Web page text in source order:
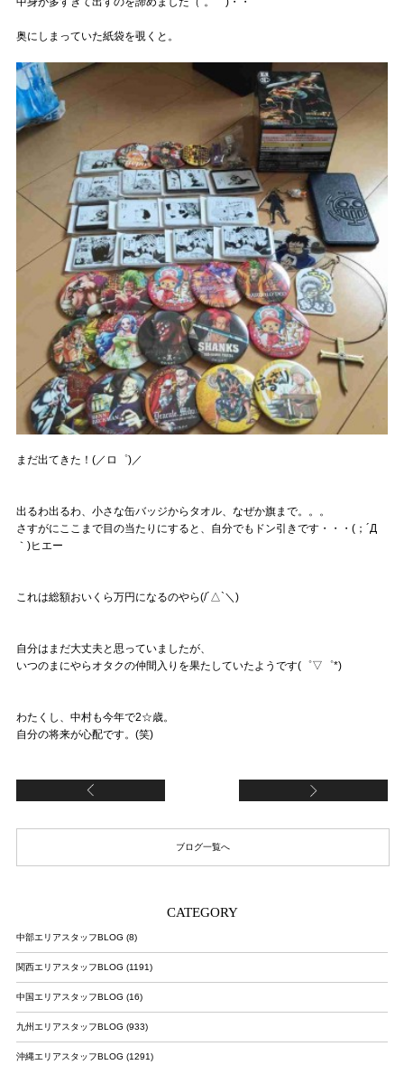
奥にしまっていた紙袋を覗くと。
まだ出てきた！(／ロ゜)／
出るわ出るわ、小さな缶バッジからタオル、なぜか旗まで。。。
さすがにここまで目の当たりにすると、自分でもドン引きです・・・(；´Д
｀)ヒエー
これは総額おいくら万円になるのやら(/´△`＼)
自分はまだ大丈夫と思っていましたが、
いつのまにやらオタクの仲間入りを果たしていたようです(゜▽゜*)
わたくし、中村も今年で2☆歳。
自分の将来が心配です。(笑)
ブログ一覧へ
CATEGORY
中部エリアスタッフBLOG (8)
関西エリアスタッフBLOG (1191)
中国エリアスタッフBLOG (16)
九州エリアスタッフBLOG (933)
沖縄エリアスタッフBLOG (1291)